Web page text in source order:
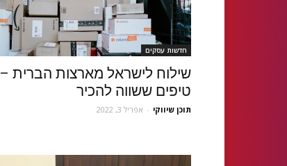
חדשות עסקים
שילוח לישראל מארצות הברית –
טיפים ששווה להכיר
תוכן שיווקי - אפריל 3, 2022